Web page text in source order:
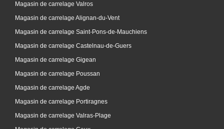
Magasin de carrelage Valros
Magasin de carrelage Alignan-du-Vent
Magasin de carrelage Saint-Pons-de-Mauchiens
Magasin de carrelage Castelnau-de-Guers
Magasin de carrelage Gigean
Magasin de carrelage Poussan
Magasin de carrelage Agde
Magasin de carrelage Portiragnes
Magasin de carrelage Valras-Plage